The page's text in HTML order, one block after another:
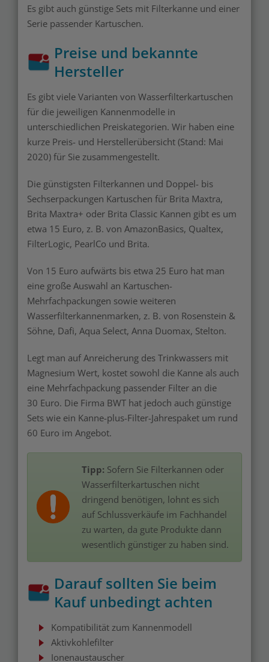
Es gibt auch günstige Sets mit Filterkanne und einer
Serie passender Kartuschen.
Preise und bekannte
Hersteller
Es gibt viele Varianten von Wasserfilterkartuschen
für die jeweiligen Kannenmodelle in
unterschiedlichen Preiskategorien. Wir haben eine
kurze Preis- und Herstellerübersicht (Stand: Mai
2020) für Sie zusammengestellt.
Die günstigsten Filterkannen und Doppel- bis
Sechserpackungen Kartuschen für Brita Maxtra,
Brita Maxtra+ oder Brita Classic Kannen gibt es um
etwa 15 Euro, z. B. von AmazonBasics, Qualtex,
FilterLogic, PearlCo und Brita.
Von 15 Euro aufwärts bis etwa 25 Euro hat man
eine große Auswahl an Kartuschen-
Mehrfachpackungen sowie weiteren
Wasserfilterkannenmarken, z. B. von Rosenstein &
Söhne, Dafi, Aqua Select, Anna Duomax, Stelton.
Legt man auf Anreicherung des Trinkwassers mit
Magnesium Wert, kostet sowohl die Kanne als auch
eine Mehrfachpackung passender Filter an die
30 Euro. Die Firma BWT hat jedoch auch günstige
Sets wie ein Kanne-plus-Filter-Jahrespaket um rund
60 Euro im Angebot.
Tipp: Sofern Sie Filterkannen oder
Wasserfilterkartuschen nicht
dringend benötigen, lohnt es sich
auf Schlussverkäufe im Fachhandel
zu warten, da gute Produkte dann
wesentlich günstiger zu haben sind.
Darauf sollten Sie beim
Kauf unbedingt achten
Kompatibilität zum Kannenmodell
Aktivkohlefilter
Ionenaustauscher